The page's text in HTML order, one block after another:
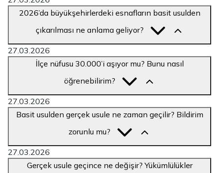
2026’da büyükşehirlerdeki esnafların basit usulden
çıkarılması ne anlama geliyor?
27.03.2026
İlçe nüfusu 30.000’i aşıyor mu? Bunu nasıl
öğrenebilirim?
27.03.2026
Basit usulden gerçek usule ne zaman geçilir? Bildirim
zorunlu mu?
27.03.2026
Gerçek usule geçince ne değişir? Yükümlülükler